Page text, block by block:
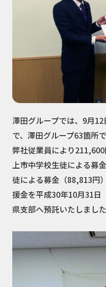
澤田グループでは、9月
で、澤田グループ63箇所
弊社従業員により211,600
上市中学校生徒による募
徒による募金（88,813円
援金を平成30年10月31
県支部へ預託いたしました